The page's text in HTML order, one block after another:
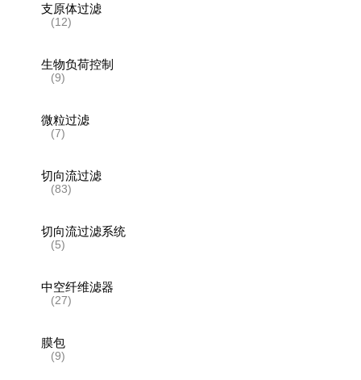
支原体过滤
(12)
生物负荷控制
(9)
微粒过滤
(7)
切向流过滤
(83)
切向流过滤系统
(5)
中空纤维滤器
(27)
膜包
(9)